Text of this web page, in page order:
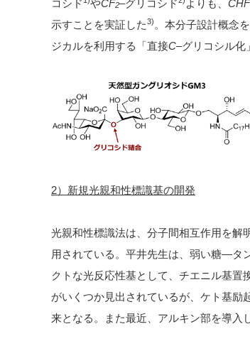
コシド
やCF2–グリコシド よりも、 CHF
示すことを実証した3) 。本分子設計概念
ジカルを利用する「直接C–グリコシル化
2）新規光親和性標識基の開発
光親和性標識法は、分子間相互作用を解
用されている。平井先生は、弱い糖―タ
クトな光反応性基として、チエニル基置
がいくつか見出されているが、ケト基励
来となる。また最近、アルキン部を導入